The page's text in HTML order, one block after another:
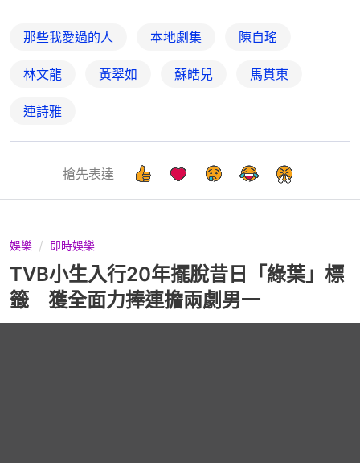
那些我愛過的人 本地劇集 陳自瑤
林文龍 黃翠如 蘇皓兒 馬貫東
連詩雅
搶先表達
娛樂 即時娛樂
TVB小生入行20年擺脫昔日「綠葉」標
籤 獲全面力捧連擔兩劇男一